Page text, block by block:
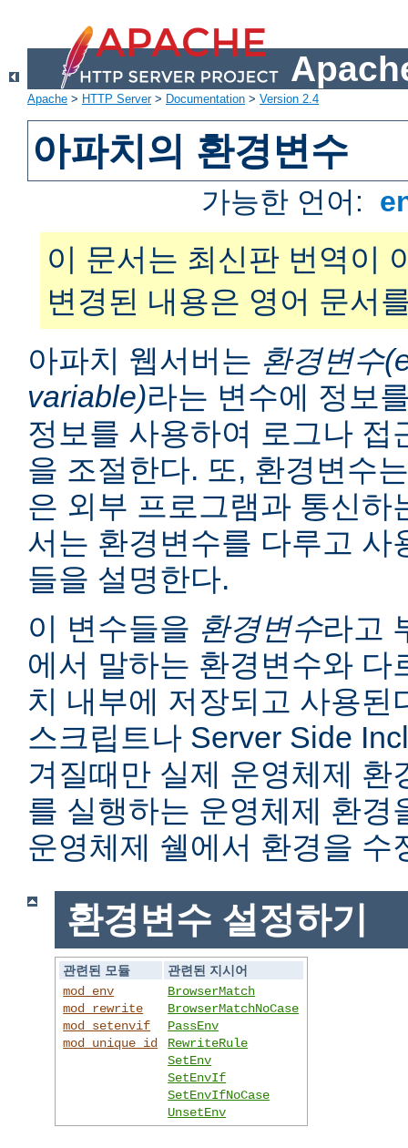
Apache > HTTP Server> Documentation > Version 2.4
아파치의 환경변수
가능한 언어:
이 문서는 최신판 번역이
변경된 내용은 영어 문서
아파치 웹서버는 환경변수
variable)라는 변수에 정보
정보를 사용하여 로그나 접
을 조절한다. 또, 환경변수
은 외부 프로그램과 통신하
서는 환경변수를 다루고 사
들을 설명한다.
이 변수들을 환경변수라고
에서 말하는 환경변수와 다
치 내부에 저장되고 사용된
스크립트나 Server Side
겨질때만 실제 운영체제 환
를 실행하는 운영체제 환경
운영체제 쉘에서 환경을 수
환경변수 설정하기
관련된 모듈
관련된 지시어
mod_env
mod_rewrite
mod_setenvif
mod_unique_id
BrowserMatch
BrowserMatchNoCase
PassEnv
RewriteRule
SetEnv
SetEnvIf
SetEnvIfNoCase
UnsetEnv